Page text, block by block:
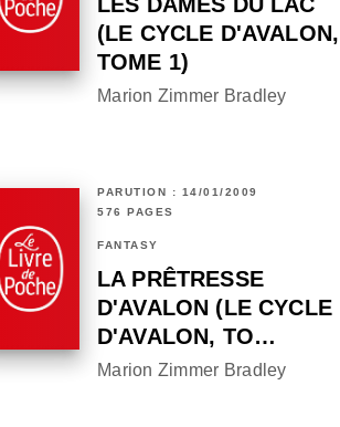
(LE CYCLE D'AVALON,
TOME 1)
Marion Zimmer Bradley
PARUTION : 14/01/2009
576 PAGES
FANTASY
LA PRÊTRESSE
D'AVALON (LE CYCLE
D'AVALON, TO…
Marion Zimmer Bradley